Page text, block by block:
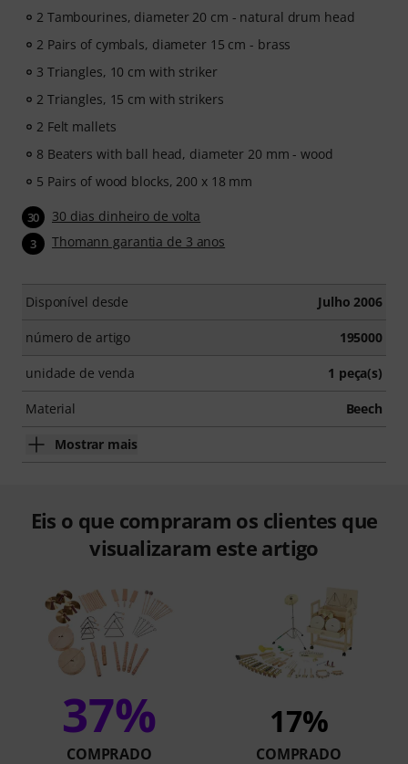
2 Tambourines, diameter 20 cm - natural drum head
2 Pairs of cymbals, diameter 15 cm - brass
3 Triangles, 10 cm with striker
2 Triangles, 15 cm with strikers
2 Felt mallets
8 Beaters with ball head, diameter 20 mm - wood
5 Pairs of wood blocks, 200 x 18 mm
30 30 dias dinheiro de volta
3 Thomann garantia de 3 anos
Disponível desde Julho 2006
número de artigo 195000
unidade de venda 1 peça(s)
Material Beech
Mostrar mais
Eis o que compraram os clientes que
visualizaram este artigo
37%
COMPRADO
17%
COMPRADO